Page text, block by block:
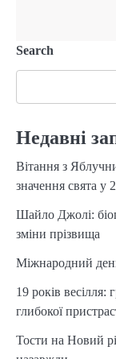
Search
Недавні
Вітання з
значення свята у
Шайло Джолі:
зміни прізвища
Міжнародний
19 років весілля:
глибокої
Тости на Новий